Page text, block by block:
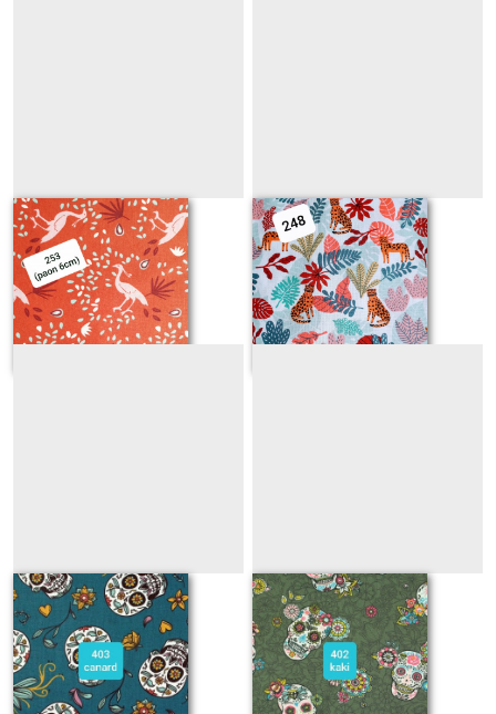
253
Sur demande
248
Sur demande
403
Sur demande
402
Sur demande